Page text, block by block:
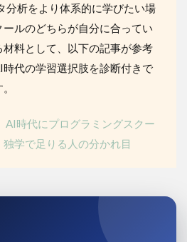
分析をより体系的に学びたい場
ルのどちらが自分に合ってい
材料として、以下の記事が参考
代の学習選択肢を診断付きで
AI時代にプログラミングスクー
学で足りる人の分かれ目